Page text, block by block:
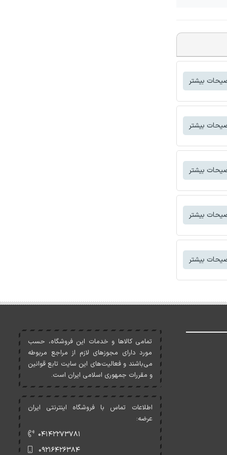
بیشتر
بیشتر
بیشتر
بیشتر
بیشتر
تمامی کالاها و خدمات اين فروشگاه، حسب
مورد دارای مجوزهای لازم از مراجع مربوطه
می‌باشند و فعاليت‌های اين سايت تابع قوانين
و مقررات جمهوری اسلامی ايران است.
اطلاعات تماس با فروشگاه اینترنتی ایران
عرضه:
۰۴۱۴۲۲۷۳۷۸۱
۰۹۲۱۶۴۲۶۳۸۴